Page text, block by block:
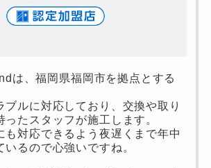
は、福岡県福岡市を拠点とする
ブルに対応しており、交換や取り
たスタッフが施工します。
も対応できるよう夜遅くまで年中
るので心強いですね。